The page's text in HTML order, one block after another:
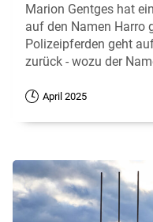
Marion Gentges hat
auf den Namen Harro
Polizeipferden geht
zurück - wozu der
April 2025